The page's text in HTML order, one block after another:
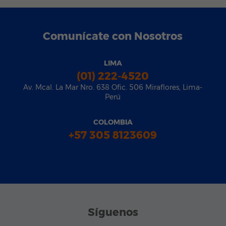
Comunícate con Nosotros
LIMA
(01) 222-4520
Av. Mcal. La Mar Nro. 638 Ofic. 506 Miraflores, Lima-
Perú
COLOMBIA
+57 305 8123609
Síguenos